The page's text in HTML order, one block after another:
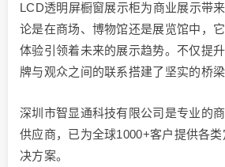
LCD透明屏橱窗展示柜为商业展示带
论是在商场、博物馆还是展览馆中，
体验引领着未来的展示趋势。不仅提
牌与观众之间的联系搭建了坚实的桥梁
深圳市智显通科技有限公司是专业的
供应商，已为全球1000+客户提供各
决方案。